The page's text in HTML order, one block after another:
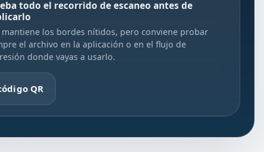
todo el recorrido de escaneo antes de
mantiene los bordes nítidos, pero conviene probar
el archivo en la aplicación o en el flujo de
donde vayas a usarlo.
QR